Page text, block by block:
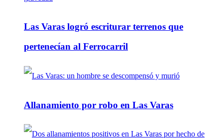
Las Varas logró escriturar terrenos que
pertenecían al Ferrocarril
Allanamiento por robo en Las Varas